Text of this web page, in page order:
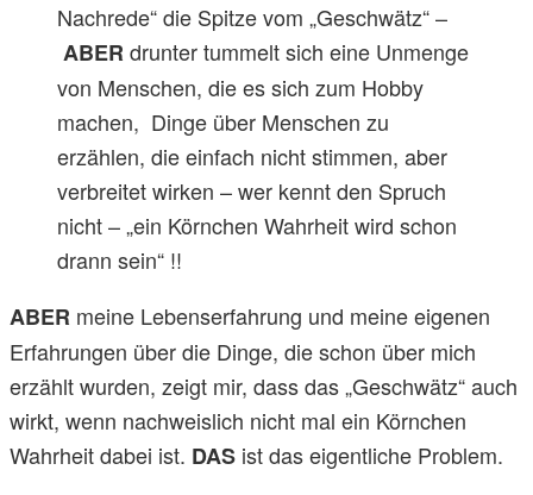
Nachrede“ die Spitze vom „Geschwätz“ –
ABER drunter tummelt sich eine Unmenge
von Menschen, die es sich zum Hobby
machen, Dinge über Menschen zu
erzählen, die einfach nicht stimmen, aber
verbreitet wirken – wer kennt den Spruch
nicht – „ein Körnchen Wahrheit wird schon
drann sein“ !!
ABER meine Lebenserfahrung und meine eigenen
Erfahrungen über die Dinge, die schon über mich
erzählt wurden, zeigt mir, dass das „Geschwätz“ auch
wirkt, wenn nachweislich nicht mal ein Körnchen
Wahrheit dabei ist. DAS ist das eigentliche Problem.